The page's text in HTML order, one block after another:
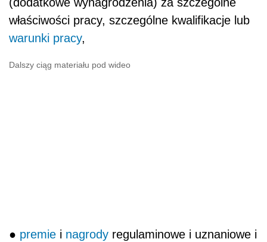
właściwości pracy, szczególne kwalifikacje lub
warunki pracy,
Dalszy ciąg materiału pod wideo
● premie i nagrody regulaminowe i uznaniowe i